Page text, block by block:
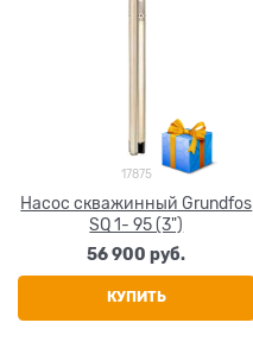
17875
Насос скважинный Grundfos
SQ 1- 95 (3")
56 900 руб.
КУПИТЬ